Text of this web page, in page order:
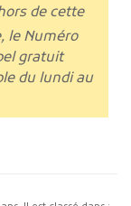
de cette
le Numéro
gratuit
du lundi au